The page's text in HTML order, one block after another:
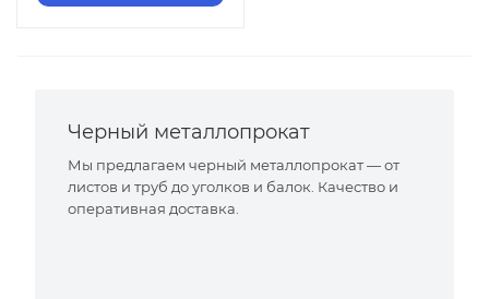
Черный металлопрокат
Мы предлагаем черный металлопрокат — от
листов и труб до уголков и балок. Качество и
оперативная доставка.